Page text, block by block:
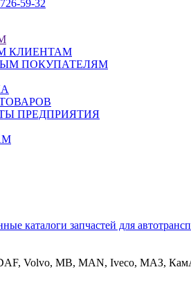
726-59-32
КЛИЕНТАМ
ПОКУПАТЕЛЯМ
ПРЕДПРИЯТИЯ
каталоги запчастей для
Volvo, MB, MAN, Iveco, МАЗ,